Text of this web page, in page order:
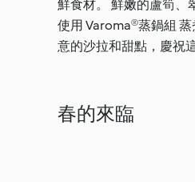
鮮食材。 鮮嫩的蘆筍、
使用 Varoma®蒸鍋組
意的沙拉和甜點，慶祝
春的來臨